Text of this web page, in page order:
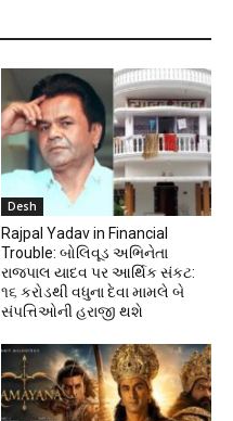
Desh
Rajpal Yadav in Financial
Trouble: બોલિવૂડ અભિનેતા
રાજપાલ યાદવ પર આર્થિક સંકટ:
૧૬ કરોડથી વધુના દેવા મામલે બે
સંપત્તિઓની હરાજી થશે